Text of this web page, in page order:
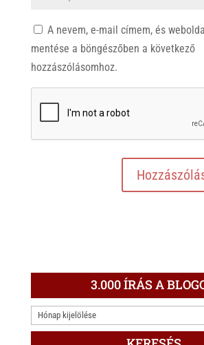
A nevem, e-mail címem, és
mentése a böngészőben a következő
hozzászólásomhoz.
3.000 ÍRÁS A
3.000
ÍRÁS